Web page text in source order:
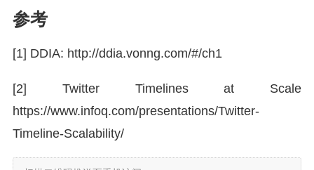
参考
[1] DDIA: http://ddia.vonng.com/#/ch1
[2] Twitter Timelines at Scale
https://www.infoq.com/presentations/Twitter-
Timeline-Scalability/